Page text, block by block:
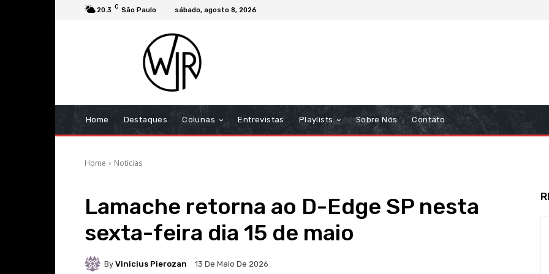
20.3 C São Paulo sábado, agosto 8, 2026
Home Destaques Colunas Entrevistas Playlists Sobre Nós Contato
Home Noticias
Lamache retorna ao D-Edge SP nesta
sexta-feira dia 15 de maio
By Vinicius Pierozan 13 De Maio De 2026